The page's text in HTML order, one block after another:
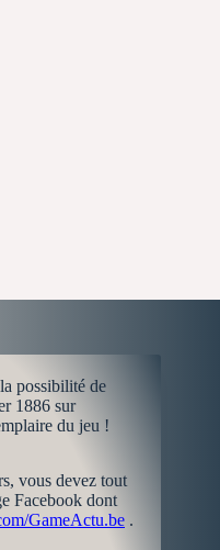
possibilité de
1886 sur
du jeu !
vous devez tout
Facebook dont
GameActu.be .